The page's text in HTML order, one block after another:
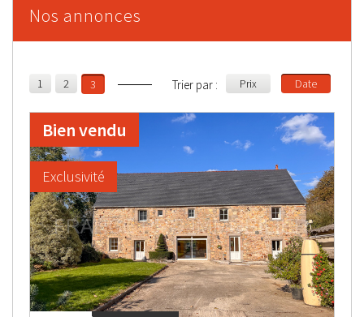
Nos annonces
1 2 3 Trier par : Prix Date
Bien vendu
Exclusivité